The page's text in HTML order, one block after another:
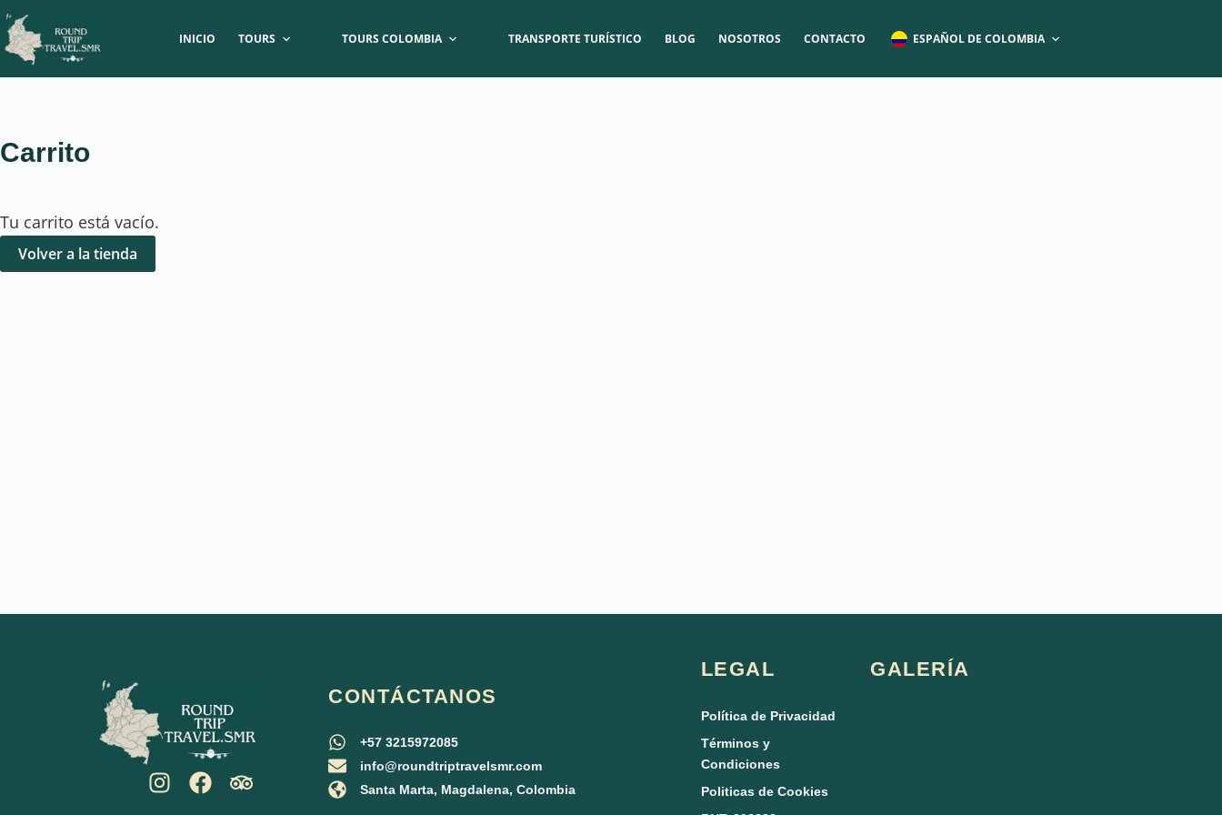
INICIO TOURS TOURS COLOMBIA TRANSPORTE TURÍSTICO BLOG NOSOTROS CONTACTO ESPAÑOL DE COLOMBIA
Carrito
Tu carrito está vacío.
Volver a la tienda
CONTÁCTANOS
+57 3215972085
info@roundtriptravelsmr.com
Santa Marta, Magdalena, Colombia
LEGAL
Política de Privacidad
Términos y
Condiciones
Politicas de Cookies
GALERÍA